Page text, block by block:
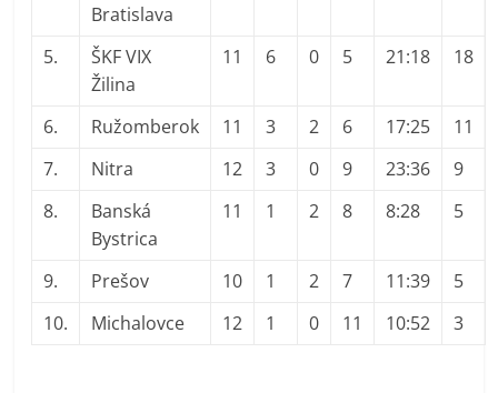
Bratislava
5.
ŠKF VIX
Žilina
11 6 0 5 21:18 18
6. Ružomberok 11 3 2 6 17:25
11
7.
Nitra 12 3 0 9 23:36
9
8.
Banská
Bystrica
11 1 2 8 8:28 5
9. Prešov 10 1 2 7 11:39
5
10.
Michalovce 12 1 0 11 10:52 3